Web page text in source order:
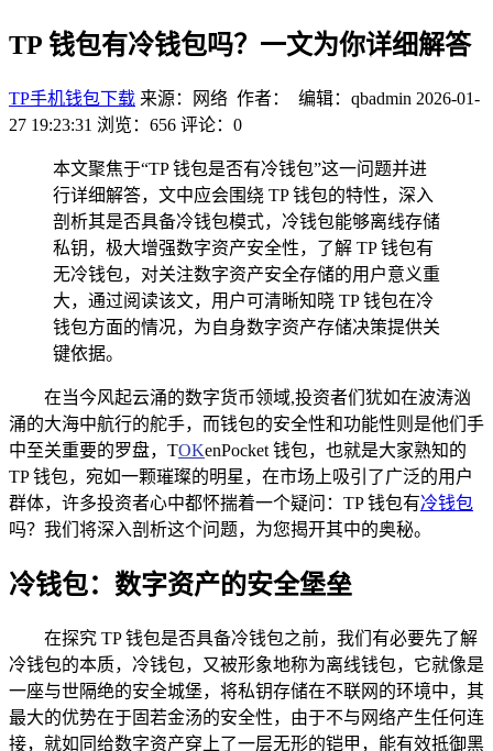
TP 钱包有冷钱包吗？一文为你详细解答
TP手机钱包下载 来源：网络 作者： 编辑：qbadmin 2026-01-
27 19:23:31 浏览：656 评论：0
本文聚焦于“TP 钱包是否有冷钱包”这一问题并进
行详细解答，文中应会围绕 TP 钱包的特性，深入
剖析其是否具备冷钱包模式，冷钱包能够离线存储
私钥，极大增强数字资产安全性，了解 TP 钱包有
无冷钱包，对关注数字资产安全存储的用户意义重
大，通过阅读该文，用户可清晰知晓 TP 钱包在冷
钱包方面的情况，为自身数字资产存储决策提供关
键依据。
在当今风起云涌的数字货币领域,投资者们犹如在波涛汹
涌的大海中航行的舵手，而钱包的安全性和功能性则是他们手
中至关重要的罗盘，TOKenPocket 钱包，也就是大家熟知的
TP 钱包，宛如一颗璀璨的明星，在市场上吸引了广泛的用户
群体，许多投资者心中都怀揣着一个疑问：TP 钱包有冷钱包
吗？我们将深入剖析这个问题，为您揭开其中的奥秘。
冷钱包：数字资产的安全堡垒
在探究 TP 钱包是否具备冷钱包之前，我们有必要先了解
冷钱包的本质，冷钱包，又被形象地称为离线钱包，它就像是
一座与世隔绝的安全城堡，将私钥存储在不联网的环境中，其
最大的优势在于固若金汤的安全性，由于不与网络产生任何连
接，就如同给数字资产穿上了一层无形的铠甲，能有效抵御黑